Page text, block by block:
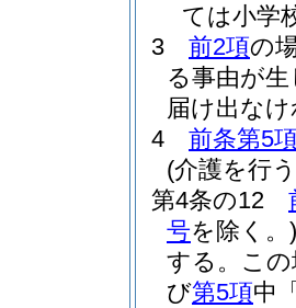
ては小学
3
前2項の
る事由が
届け出な
4
前条第5
(介護を行
第4条の12
号を除く。)
する。 こ
び第5項中